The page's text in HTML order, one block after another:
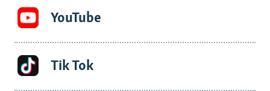
YouTube
Tik Tok